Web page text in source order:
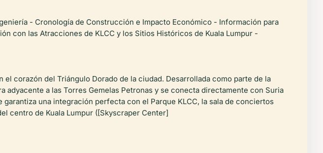
- Cronología de Construcción e Impacto Económico - Información para
con las Atracciones de KLCC y los Sitios Históricos de Kuala Lumpur -
corazón del Triángulo Dorado de la ciudad. Desarrollada como parte de la
adyacente a las Torres Gemelas Petronas y se conecta directamente con Suria
una integración perfecta con el Parque KLCC, la sala de conciertos
centro de Kuala Lumpur ([Skyscraper Center]